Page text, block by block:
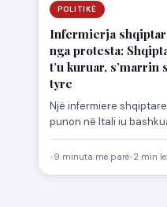
POLITIKË
Infermierja
nga protesta:
t’u kuruar,
tyre
Një infermiere
punon në Itali iu
•9 minuta më parë•2 min